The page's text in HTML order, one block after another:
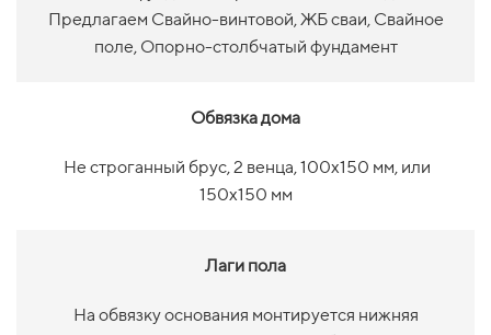
Предлагаем Свайно-винтовой, ЖБ сваи, Свайное
поле, Опорно-столбчатый фундамент
Обвязка дома
Не строганный брус, 2 венца, 100х150 мм, или
150х150 мм
Лаги пола
На обвязку основания монтируется нижняя